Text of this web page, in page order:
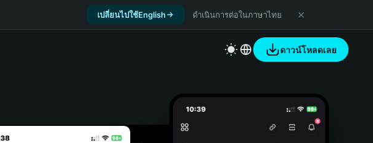
เปลี่ยนไปใช้English ดำเนินการต่อในภาษาไทย
ดาวน์โหลดเลย